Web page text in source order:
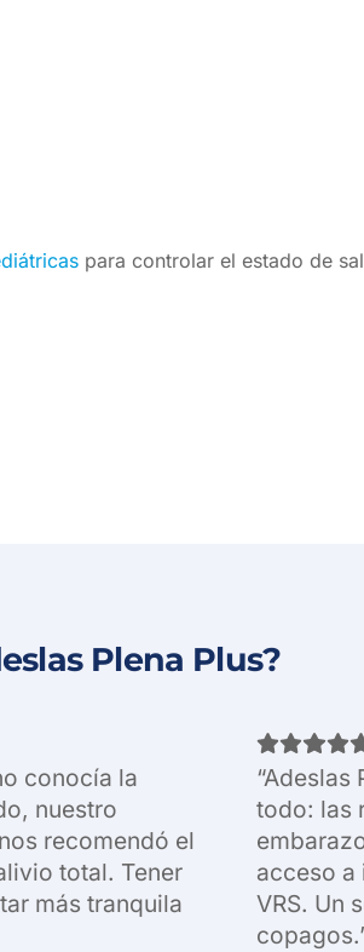
para controlar el estado de
Plena Plus?
conocía la
nuestro
recomendó el
total. Tener
más tranquila
“Adeslas
todo: las
acceso a
VRS. Un